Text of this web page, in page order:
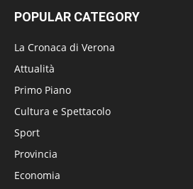
POPULAR CATEGORY
La Cronaca di Verona
Attualità
Primo Piano
Cultura e Spettacolo
Sport
Provincia
Economia